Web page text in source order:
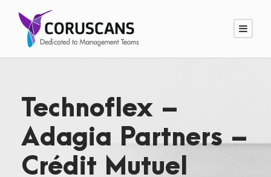
Technoflex –
Adagia Partners –
Crédit Mutuel